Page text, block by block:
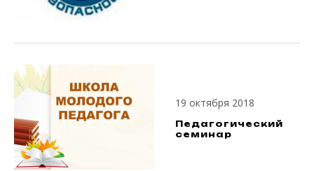
19 октября 2018
Педагогический
семинар